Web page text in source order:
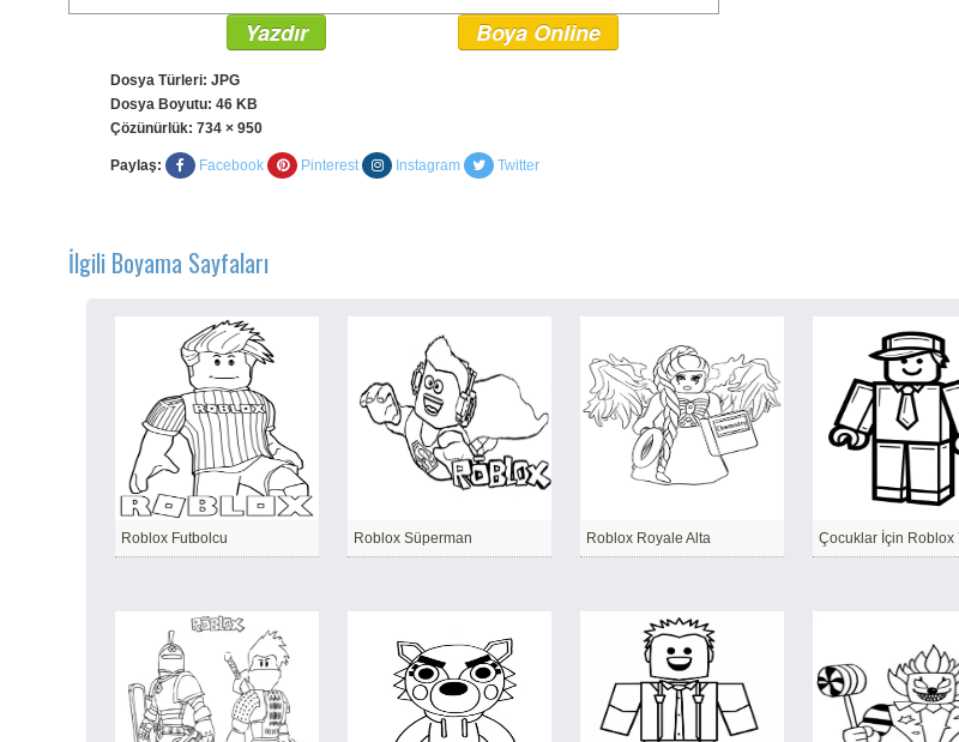
Yazdır Boya Online
Dosya Türleri: JPG
Dosya Boyutu: 46 KB
Çözünürlük: 734 × 950
Paylaş: Facebook Pinterest Instagram Twitter
İlgili Boyama Sayfaları
Roblox Futbolcu Roblox Süperman Roblox Royale Alta